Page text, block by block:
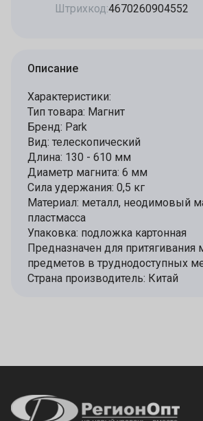
Штрихкод:4670260904552
Описание
Характеристики:
Тип товара: Магнит
Бренд: Park
Вид: телескопический
Длина: 130 - 610 мм
Диаметр магнита: 6 мм
Сила удержания: 0,5 кг
Материал: металл, неодимовый
пластмасса
Упаковка: подложка картонная
Предназначен для притягивания
предметов в труднодоступных
Страна производитель: Китай